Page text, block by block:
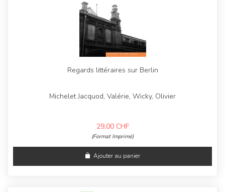
Regards littéraires sur Berlin
Michelet Jacquod, Valérie, Wicky, Olivier
29,00 CHF
(Format Imprimé)
Ajouter au panier